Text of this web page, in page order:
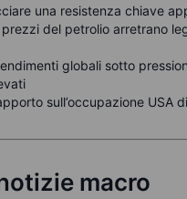
una resistenza chiave
prezzi del petrolio arretrano
globali sotto
sull’occupazione USA
macro